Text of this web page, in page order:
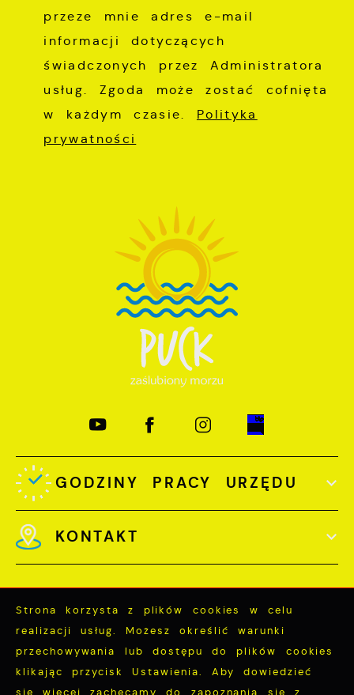
przeze mnie adres e-mail
informacji dotyczących
świadczonych przez Administratora
usług. Zgoda może zostać cofnięta
w każdym czasie. Polityka
prywatności
GODZINY PRACY URZĘDU
KONTAKT
Odwiedzin: 3719499
Online: 258
Strona korzysta z plików cookies w celu
realizacji usług. Możesz określić warunki
przechowywania lub dostępu do plików cookies
klikając przycisk Ustawienia. Aby dowiedzieć
się więcej zachęcamy do zapoznania się z